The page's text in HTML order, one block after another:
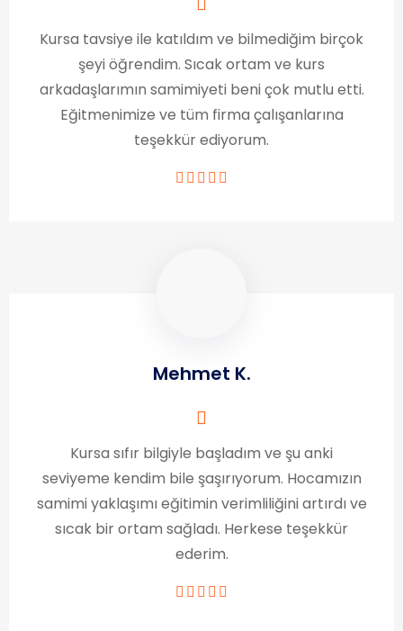
Kursa tavsiye ile katıldım ve bilmediğim birçok
şeyi öğrendim. Sıcak ortam ve kurs
arkadaşlarımın samimiyeti beni çok mutlu etti.
Eğitmenimize ve tüm firma çalışanlarına
teşekkür ediyorum.
Mehmet K.
Kursa sıfır bilgiyle başladım ve şu anki
seviyeme kendim bile şaşırıyorum. Hocamızın
samimi yaklaşımı eğitimin verimliliğini artırdı ve
sıcak bir ortam sağladı. Herkese teşekkür
ederim.